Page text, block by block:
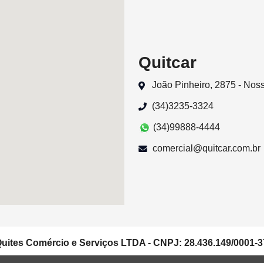
Quitcar
João Pinheiro, 2875 -
(34)3235-3324
(34)99888-4444
comercial@quitcar.com.br
Comércio e Serviços LTDA - CNPJ: 28.436.149/0001-